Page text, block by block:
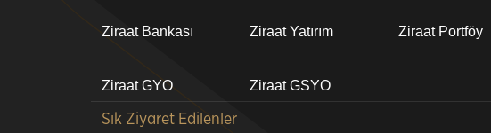
Ziraat Bankası Ziraat Yatırım Ziraat Portföy
Ziraat GYO Ziraat GSYO
Sık Ziyaret Edilenler